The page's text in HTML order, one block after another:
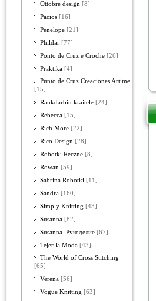
Ottobre design [8]
Pacios [16]
Penelope [21]
Phildar [77]
Ponto de Cruz e Croche [26]
Praktika [4]
Punto de Cruz Creaciones Artime
[15]
Rankdarbiu kraitele [24]
Rebecca [15]
Rich More [22]
Rico Design [28]
Robotki Reczne [8]
Rowan [59]
Sabrina Robotki [11]
Sandra [160]
Simply Knitting [43]
Susanna [82]
Susanna. Рукоделие [67]
Tejer la Moda [43]
The World of Cross Stitching
[65]
Verena [56]
Vogue Knitting [63]